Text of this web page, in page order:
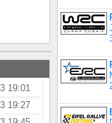
19:01
19:27